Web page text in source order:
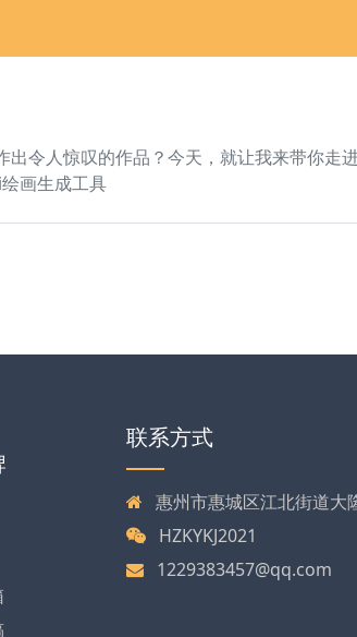
令人惊叹的作品？今天，就让我来带你走
画生成工具
联系方式
惠州市惠城区江北街道大
HZKYKJ2021
1229383457@qq.com